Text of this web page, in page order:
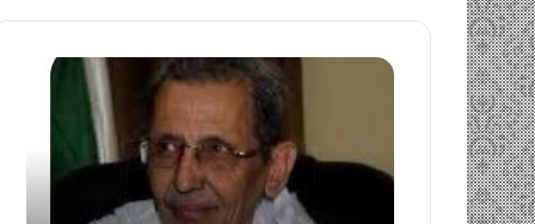
ومضة
يصدع